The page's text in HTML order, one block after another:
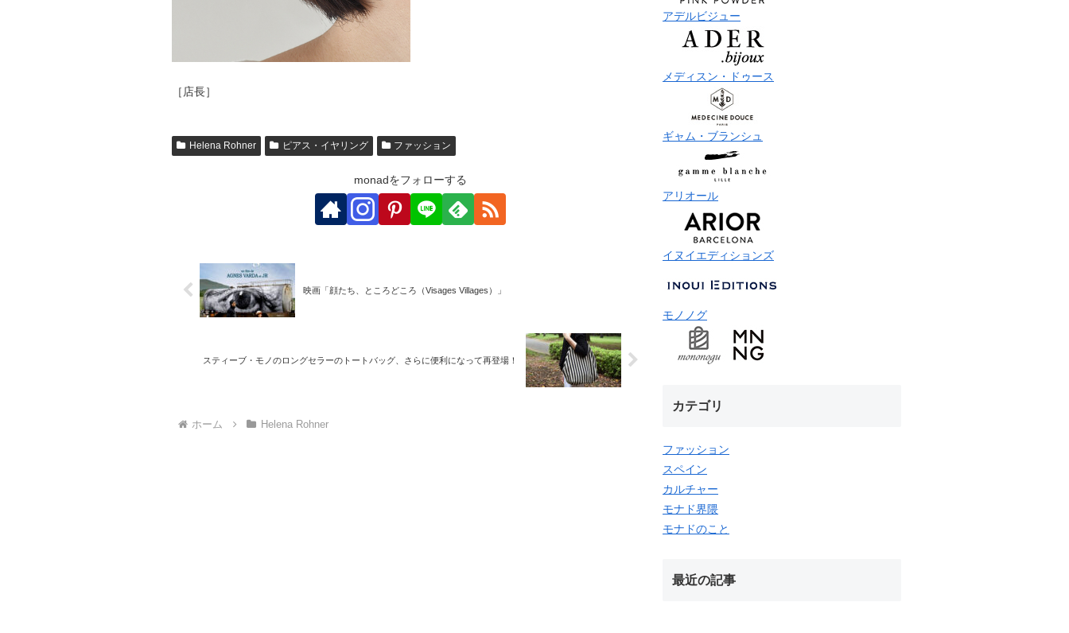
［店長］
Helena Rohner ピアス・イヤリング ファッション
monadをフォローする
映画「顔たち、ところどころ（Visages Villages）」
スティーブ・モノのロングセラーのトートバッグ、さらに便利になって再登場！
ホーム Helena Rohner
アデルビジュー
メディスン・ドゥース
ギャム・ブランシュ
アリオール
イヌイエディションズ
モノノグ
カテゴリ
ファッション
スペイン
カルチャー
モナド界隈
モナドのこと
最近の記事